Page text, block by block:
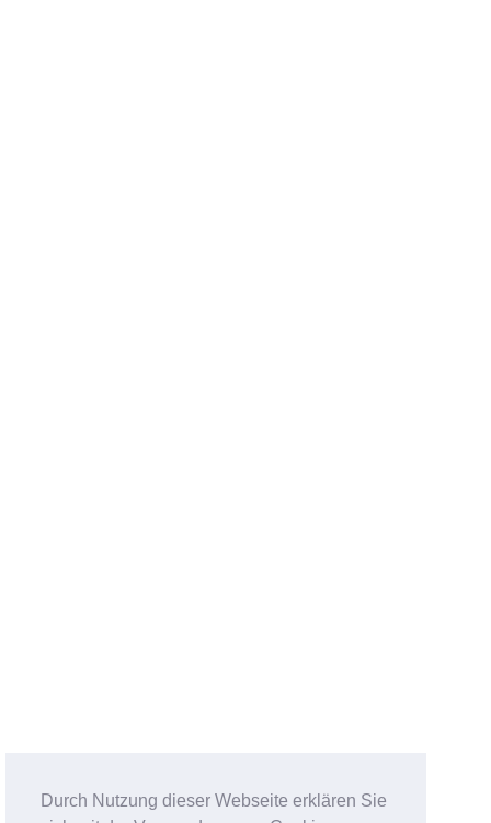
Durch Nutzung dieser Webseite erklären Sie